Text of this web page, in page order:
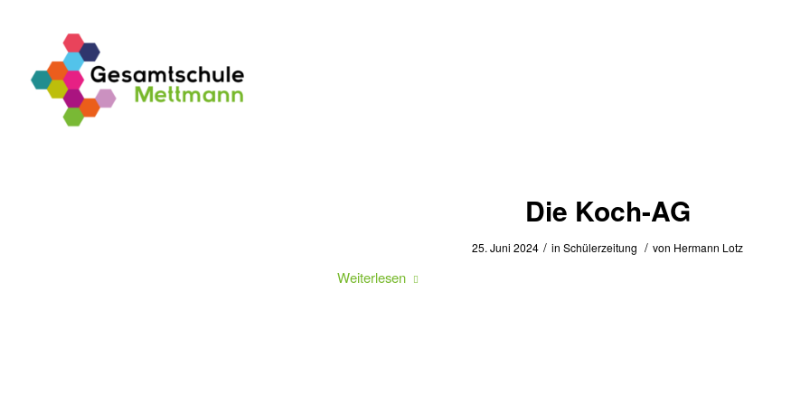
Die Koch-AG
25. Juni 2024 / in Schülerzeitung / von Hermann Lotz
Weiterlesen